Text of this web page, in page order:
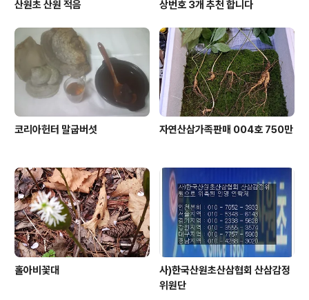
산원초 산원 적음
상번호 3개 추천 합니다
코리아헌터 말굽버섯 자연산삼가족판매 004호 750만
홀아비꽃대
사)한국산원초산삼협회 산삼감정
위원단